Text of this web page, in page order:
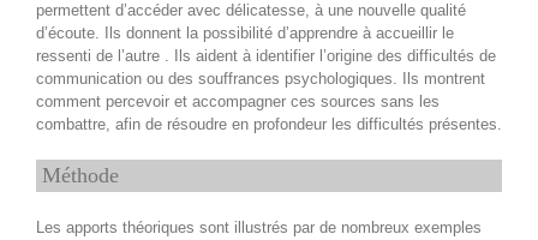
permettent d’accéder avec délicatesse, à une nouvelle qualité
d’écoute. Ils donnent la possibilité d’apprendre à accueillir le
ressenti de l’autre . Ils aident à identifier l’origine des difficultés de
communication ou des souffrances psychologiques. Ils montrent
comment percevoir et accompagner ces sources sans les
combattre, afin de résoudre en profondeur les difficultés présentes.
Méthode
Les apports théoriques sont illustrés par de nombreux exemples